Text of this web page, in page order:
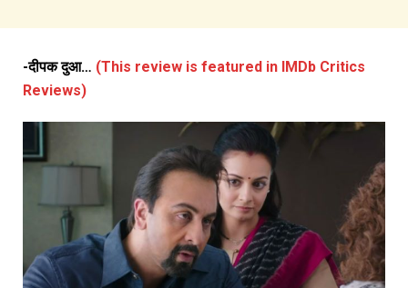
-दीपक दुआ… (This review is featured in IMDb Critics
Reviews)